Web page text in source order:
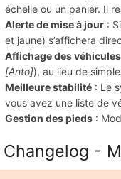
échelle ou un panier. Il
Alerte de mise à jour :
et jaune) s’affichera
Affichage des
[Anto]), au lieu de
Meilleure stabilité : Le
vous avez une liste de
Gestion des pieds :
Changelog -